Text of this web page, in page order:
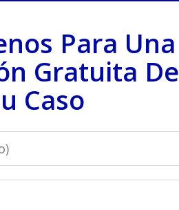
Para Una
Gratuita De
Caso